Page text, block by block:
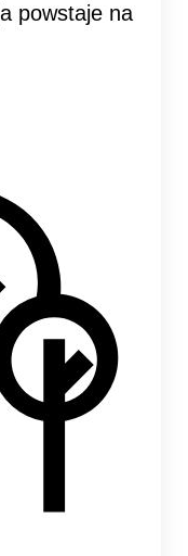
powstaje na